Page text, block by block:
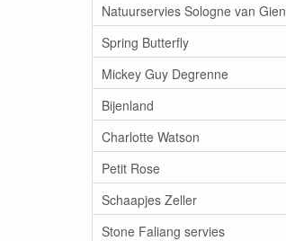
Natuurservies Sologne van Gien
Spring Butterfly
Mickey Guy Degrenne
Bijenland
Charlotte Watson
Petit Rose
Schaapjes Zeller
Stone Faliang servies